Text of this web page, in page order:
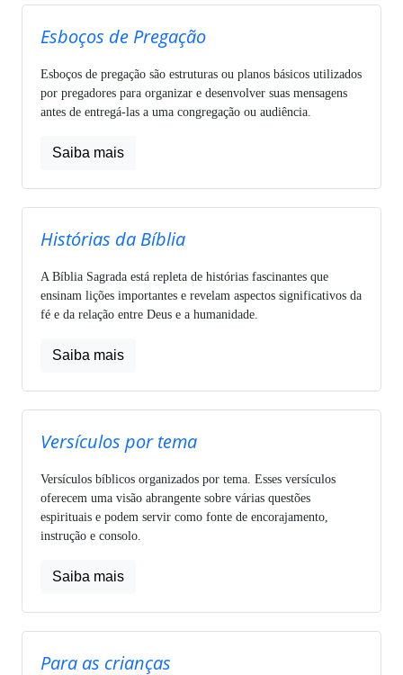
Esboços de Pregação
Esboços de pregação são estruturas ou planos básicos utilizados
por pregadores para organizar e desenvolver suas mensagens
antes de entregá-las a uma congregação ou audiência.
Saiba mais
Histórias da Bíblia
A Bíblia Sagrada está repleta de histórias fascinantes que
ensinam lições importantes e revelam aspectos significativos da
fé e da relação entre Deus e a humanidade.
Saiba mais
Versículos por tema
Versículos bíblicos organizados por tema. Esses versículos
oferecem uma visão abrangente sobre várias questões
espirituais e podem servir como fonte de encorajamento,
instrução e consolo.
Saiba mais
Para as crianças